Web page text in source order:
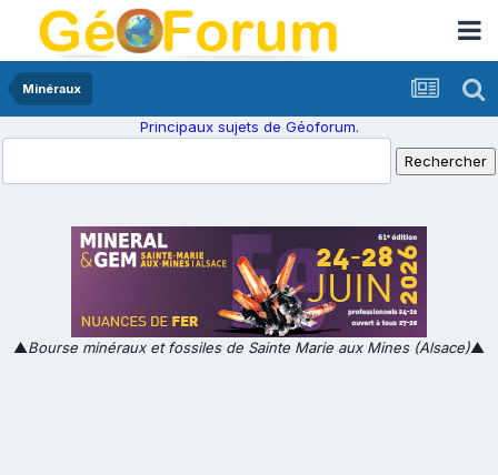
Minéraux
Principaux sujets de Géoforum.
▲Bourse minéraux et fossiles de Sainte Marie aux Mines (Alsace)▲